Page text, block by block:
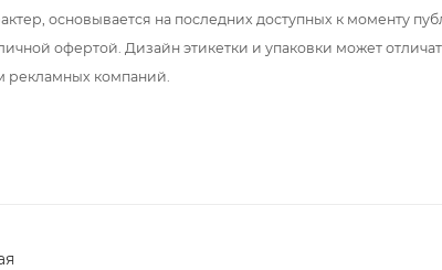
основывается на последних доступных к моменту
офертой. Дизайн этикетки и упаковки может
рекламных компаний.